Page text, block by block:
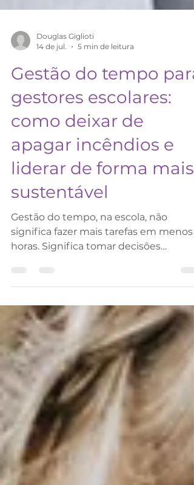
Douglas Giglioti
Gestão do tempo para
gestores escolares:
como deixar de
apagar incêndios e
sustentável
Gestão do tempo, na escola, não
horas. Significa tomar decisões
energia e atenção para gerar o maior
impacto possível na aprendizagem, no
bem-estar da comunidade escolar e
desenvolvimento da instituição.